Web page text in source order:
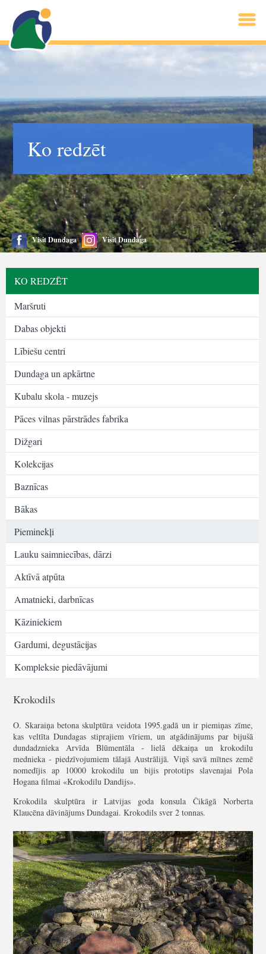
Ko redzēt
Visit Dundaga Visit Dundaga
KO REDZĒT
Maršruti
Dabas objekti
Lībiešu centri
Dundaga un apkārtne
Kubalu skola - muzejs
Pāces vilnas pārstrādes fabrika
Dižgari
Kolekcijas
Baznīcas
Bākas
Pieminekļi
Lauku saimniecības, dārzi
Aktīvā atpūta
Amatnieki, darbnīcas
Kāziniekiem
Gardumi, degustācijas
Kompleksie piedāvājumi
Krokodils
O. Skaraiņa betona skulptūra veidota 1995.gadā un ir piemiņas zīme,
kas veltīta Dundagas stiprajiem vīriem, un atgādinājums par bijušā
dundadznieka Arvīda Blūmentāla - lielā dēkaiņa un krokodilu
mednieka - piedzīvojumiem tālajā Austrālijā. Viņš savā mītnes zemē
nomedījis ap 10000 krokodilu un bijis prototips slavenajai Pola
Hogana filmai «Krokodilu Dandijs».
Krokodila skulptūra ir Latvijas goda konsula Čikāgā Norberta
Klaucēna dāvinājums Dundagai. Krokodils sver 2 tonnas.